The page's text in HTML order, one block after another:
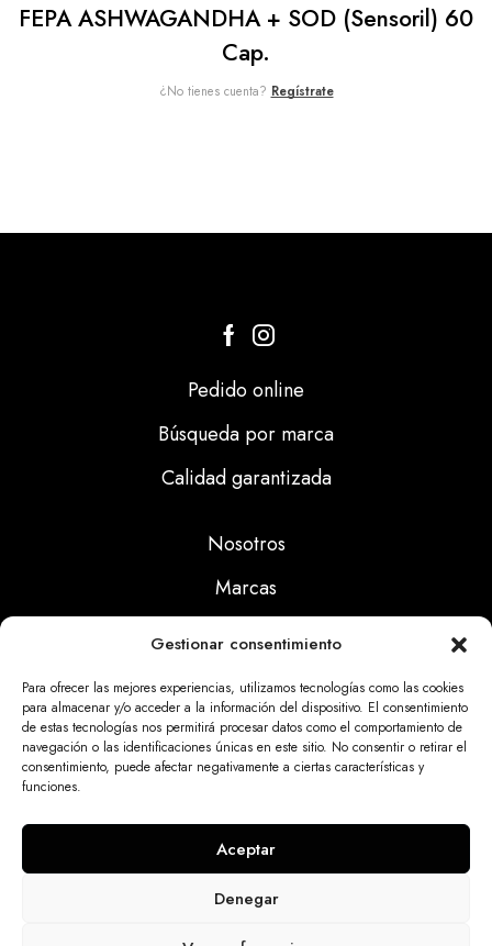
Gestionar consentimiento
Para ofrecer las mejores experiencias, utilizamos tecnologías como las cookies
para almacenar y/o acceder a la información del dispositivo. El consentimiento
de estas tecnologías nos permitirá procesar datos como el comportamiento de
navegación o las identificaciones únicas en este sitio. No consentir o retirar el
consentimiento, puede afectar negativamente a ciertas características y
funciones.
Aceptar
Denegar
FEPA ASHWAGANDHA + SOD (Sensoril) 60
Cap.
¿No tienes cuenta? Regístrate
Pedido online
Búsqueda por marca
Calidad garantizada
Nosotros
Marcas
Noticias
Aviso Legal
Politicas Cookies